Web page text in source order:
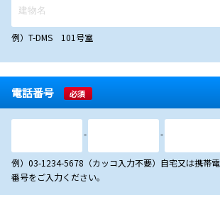
例）T-DMS 101号室
電話番号 必須
- -
例）03-1234-5678（カッコ入力不要）自宅又は携帯
番号をご入力ください。